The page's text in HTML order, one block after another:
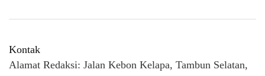
Kontak
Alamat Redaksi: Jalan Kebon Kelapa, Tambun Selatan,